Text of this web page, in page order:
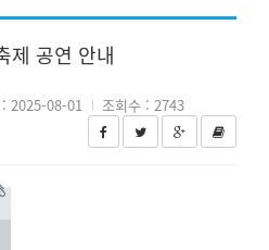
제 공연 안내
2025-08-01 조회수 : 2743